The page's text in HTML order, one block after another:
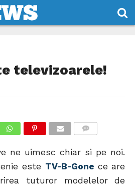
televizoarele!
ne uimesc chiar si pe noi.
este TV-B-Gone ce are
tuturor modelelor de